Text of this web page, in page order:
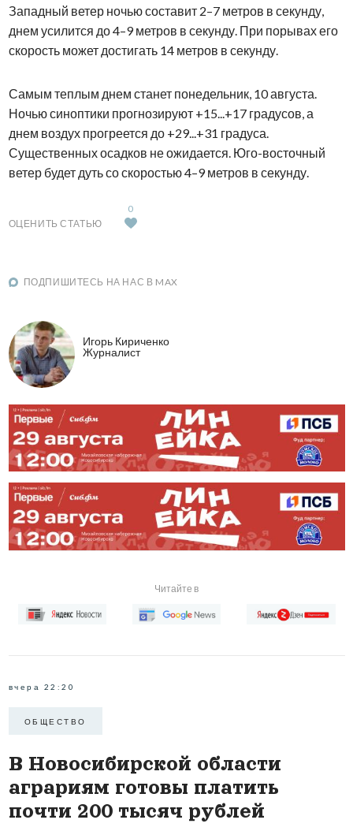
Западный ветер ночью составит 2–7 метров в секунду,
днем усилится до 4–9 метров в секунду. При порывах его
скорость может достигать 14 метров в секунду.
Самым теплым днем станет понедельник, 10 августа.
Ночью синоптики прогнозируют +15...+17 градусов, а
днем воздух прогреется до +29...+31 градуса.
Существенных осадков не ожидается. Юго-восточный
ветер будет дуть со скоростью 4–9 метров в секунду.
ОЦЕНИТЬ СТАТЬЮ
0
ПОДПИШИТЕСЬ НА НАС В MAX
Игорь Кириченко
Журналист
Читайте в
вчера 22:20
ОБЩЕСТВО
В Новосибирской области
аграриям готовы платить
почти 200 тысяч рублей